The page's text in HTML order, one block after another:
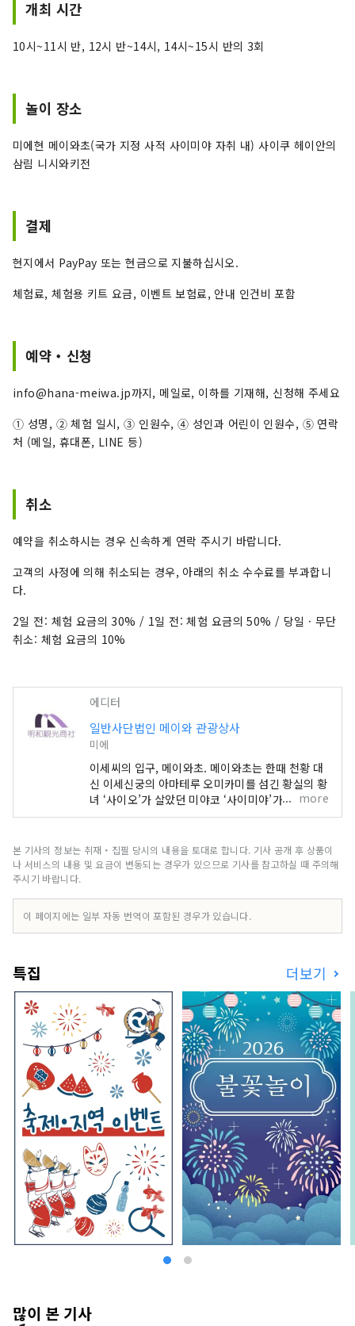
개최 시간
10시~11시 반, 12시 반~14시, 14시~15시 반의 3회
놀이 장소
미에현 메이와초(국가 지정 사적 사이미야 자취 내) 사이쿠 헤이안의
삼림 니시와키전
결제
현지에서 PayPay 또는 현금으로 지불하십시오.
체험료, 체험용 키트 요금, 이벤트 보험료, 안내 인건비 포함
예약・신청
info@hana-meiwa.jp까지, 메일로, 이하를 기재해, 신청해 주세요
➀ 성명, ➁ 체험 일시, ➂ 인원수, ➃ 성인과 어린이 인원수, ➄ 연락
처 (메일, 휴대폰, LINE 등)
취소
예약을 취소하시는 경우 신속하게 연락 주시기 바랍니다.
고객의 사정에 의해 취소되는 경우, 아래의 취소 수수료를 부과합니
다.
2일 전: 체험 요금의 30% / 1일 전: 체험 요금의 50% / 당일 · 무단
취소: 체험 요금의 10%
에디터
일반사단법인 메이와 관광상사
미에
이세씨의 입구, 메이와초. 메이와초는 한때 천황 대
신 이세신궁의 아마테루 오미카미를 섬긴 황실의 황
녀 ‘사이오’가 살았던 미야코 ‘사이미야’가 사적으로
자는 거리입니다.
more
본 기사의 정보는 취재・집필 당시의 내용을 토대로 합니다. 기사 공개 후 상품이
나 서비스의 내용 및 요금이 변동되는 경우가 있으므로 기사를 참고하실 때 주의해
주시기 바랍니다.
이 페이지에는 일부 자동 번역이 포함된 경우가 있습니다.
특집 더보기
많이 본 기사